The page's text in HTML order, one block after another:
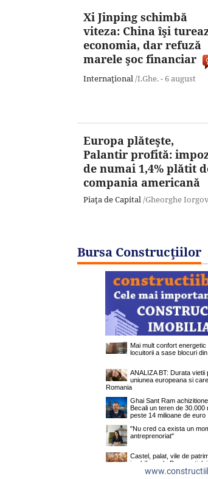
Xi Jinping schimbă
viteza: China îşi
economia, dar refuză
marele şoc financiar
Internaţional /I.Ghe. -6 august
Europa plăteşte,
Palantir profită:
de numai 1,4% plătit
compania americană
Piaţa de Capital /Gheorghe
Bursa Construcţiilor